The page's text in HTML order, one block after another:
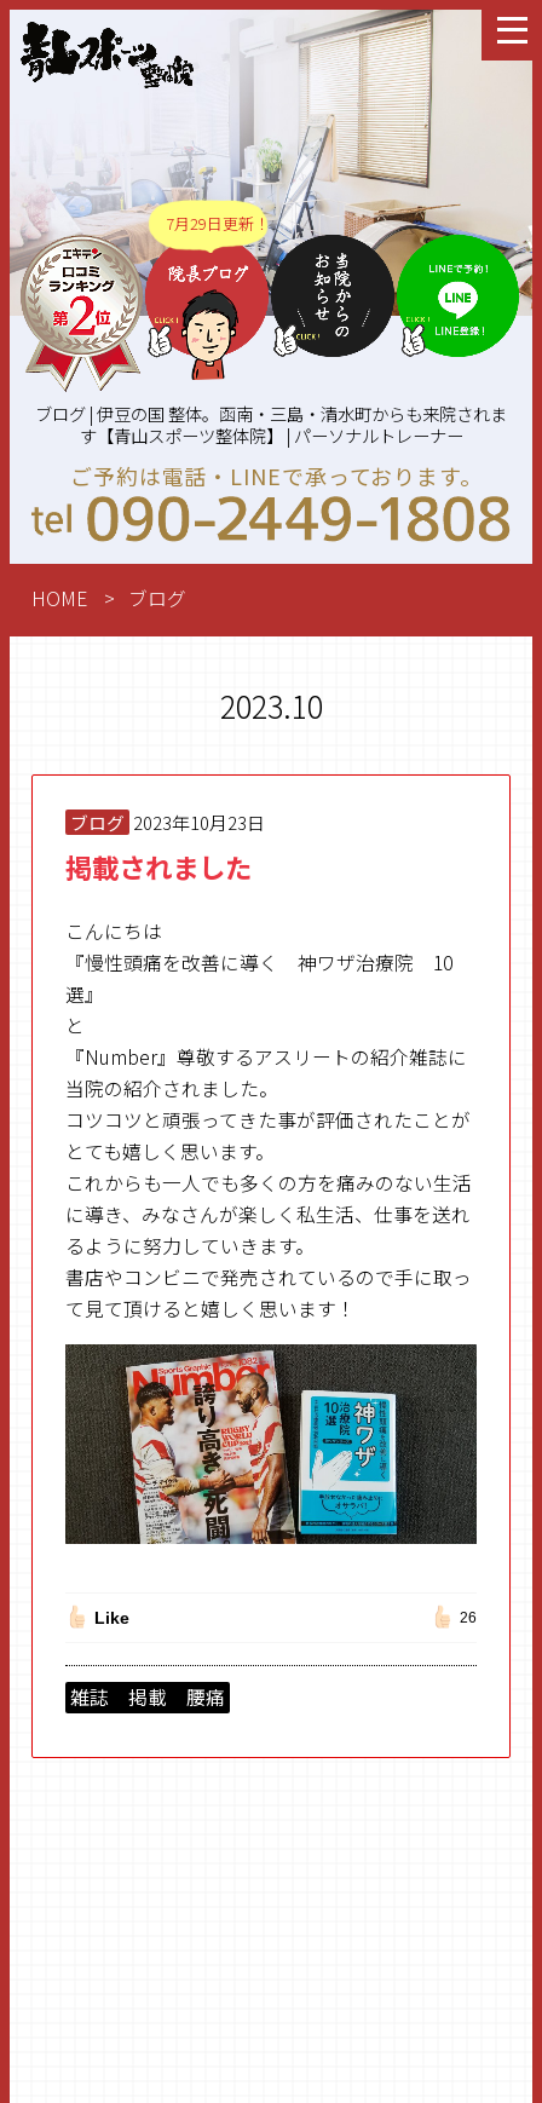
7月29日更新！
ブログ | 伊豆の国 整体。函南・三島・清水町からも来院されま
す【青山スポーツ整体院】 | パーソナルトレーナー
ご予約は電話・LINEで承っております。
HOME ブログ
2023.10
ブログ 2023年10月23日
掲載されました
こんにちは
『慢性頭痛を改善に導く 神ワザ治療院 10
選』
と
『Number』尊敬するアスリートの紹介雑誌に
当院の紹介されました。
コツコツと頑張ってきた事が評価されたことが
とても嬉しく思います。
これからも一人でも多くの方を痛みのない生活
に導き、みなさんが楽しく私生活、仕事を送れ
るように努力していきます。
書店やコンビニで発売されているので手に取っ
て見て頂けると嬉しく思います！
Like 26
雑誌 掲載 腰痛